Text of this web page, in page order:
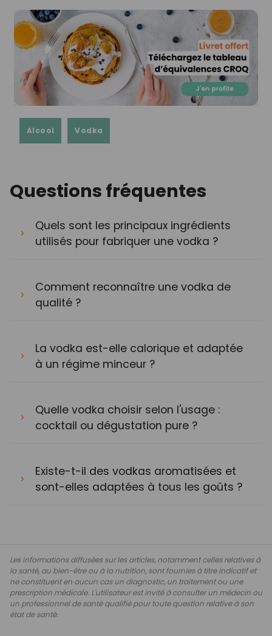
Alcool Vodka
Questions fréquentes
Quels sont les principaux ingrédients
utilisés pour fabriquer une vodka ?
Comment reconnaître une vodka de
qualité ?
La vodka est-elle calorique et adaptée
à un régime minceur ?
Quelle vodka choisir selon l'usage :
cocktail ou dégustation pure ?
Existe-t-il des vodkas aromatisées et
sont-elles adaptées à tous les goûts ?
Les informations diffusées sur les articles, notamment celles relatives à
la santé, au bien-être ou à la nutrition, sont fournies à titre indicatif et
ne constituent en aucun cas un diagnostic, un traitement ou une
prescription médicale. L'utilisateur est invité à consulter un médecin ou
un professionnel de santé qualifié pour toute question relative à son
état de santé.